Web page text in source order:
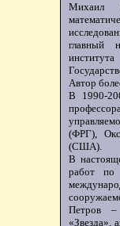
Михаил
главный
Автор
В 1990-
(ФРГ),
(США).
В
работ
Петров –
«Звезда»,